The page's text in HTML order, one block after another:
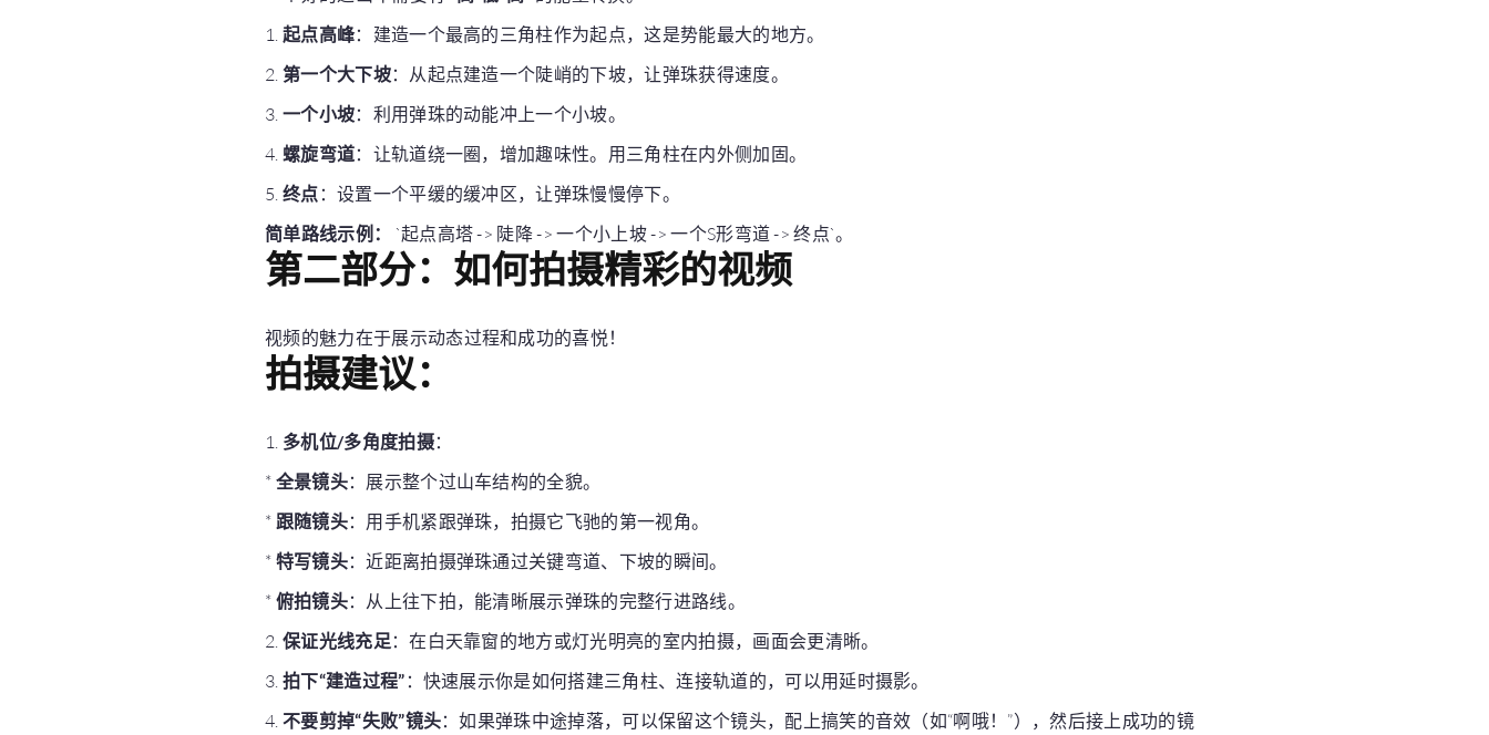
1. 起点高峰：建造一个最高的三角柱作为起点，这是势能最大的地方。
2. 第一个大下坡：从起点建造一个陡峭的下坡，让弹珠获得速度。
3. 一个小坡：利用弹珠的动能冲上一个小坡。
4. 螺旋弯道：让轨道绕一圈，增加趣味性。用三角柱在内外侧加固。
5. 终点 ：设置一个平缓的缓冲区，让弹珠慢慢停下。
简单路线示例： `起点高塔 -> 陡降 -> 一个小上坡 -> 一个S形弯道 -> 终点`。
第二部分：如何拍摄精彩的视频
视频的魅力在于展示动态过程和成功的喜悦！
拍摄建议：
1. 多机位/多角度拍摄：
* 全景镜头：展示整个过山车结构的全貌。
* 跟随镜头：用手机紧跟弹珠，拍摄它飞驰的第一视角。
* 特写镜头：近距离拍摄弹珠通过关键弯道、下坡的瞬间。
* 俯拍镜头：从上往下拍，能清晰展示弹珠的完整行进路线。
2. 保证光线充足：在白天靠窗的地方或灯光明亮的室内拍摄，画面会更清晰。
3. 拍下“建造过程” ：快速展示你是如何搭建三角柱、连接轨道的，可以用延时摄影。
4. 不要剪掉“失败”镜头：如果弹珠中途掉落，可以保留这个镜头，配上搞笑的音效（如“啊哦！”），然后接上成功的镜